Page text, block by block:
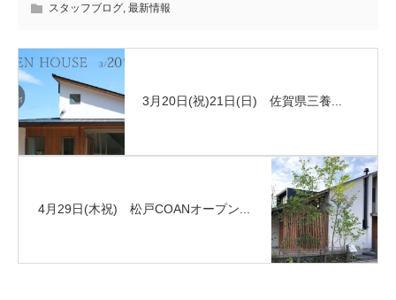
スタッフブログ, 最新情報
3月20日(祝)21日(日) 佐賀県三養...
4月29日(木祝) 松戸COANオープン...